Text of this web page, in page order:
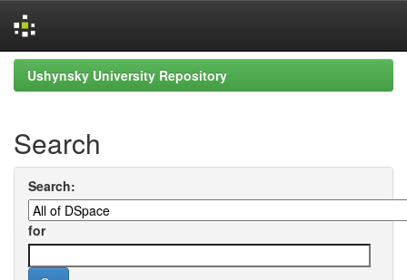
Skip
navigation
Ushynsky University Repository
Search
Search:
for